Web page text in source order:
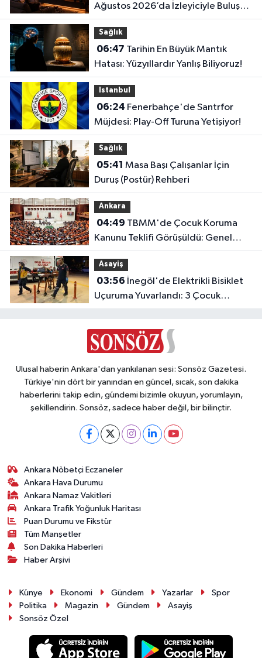
Ağustos 2026’da İzleyiciyle Buluşan
En İddialı Yapımlar
Sağlık
06:47
Hatası: Yüzyıllardır Yanlış Biliyoruz!
Istanbul
06:24
Müjdesi: Play-Off Turuna Yetişiyor!
Sağlık
05:41
Duruş (Postür) Rehberi
Ankara
04:49
Kanunu Teklifi Görüşüldü: Genel
Kurul Tamamlandı!
Asayiş
03:56
Uçuruma Yuvarlandı: 3 Çocuk
Yaralandı!
Ulusal haberin Ankara'dan yankılanan sesi: Sonsöz Gazetesi.
Türkiye'nin dört bir yanından en güncel, sıcak, son dakika
haberlerini takip edin, gündemi bizimle okuyun, yorumlayın,
şekillendirin. Sonsöz, sadece haber değil, bir bilinçtir.
Ankara Nöbetçi Eczaneler
Ankara Hava Durumu
Ankara Namaz Vakitleri
Ankara Trafik Yoğunluk Haritası
Puan Durumu ve Fikstür
Tüm Manşetler
Son Dakika Haberleri
Haber Arşivi
Künye Ekonomi Gündem Yazarlar
Spor
Politika
Magazin Gündem
Asayiş
Sonsöz Özel